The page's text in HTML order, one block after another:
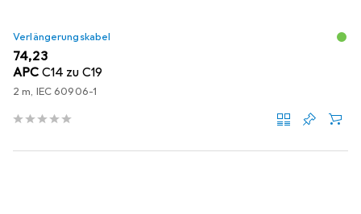
Verlängerungskabel
EUR
74,23
APC C14 zu C19
2 m, IEC 60906-1